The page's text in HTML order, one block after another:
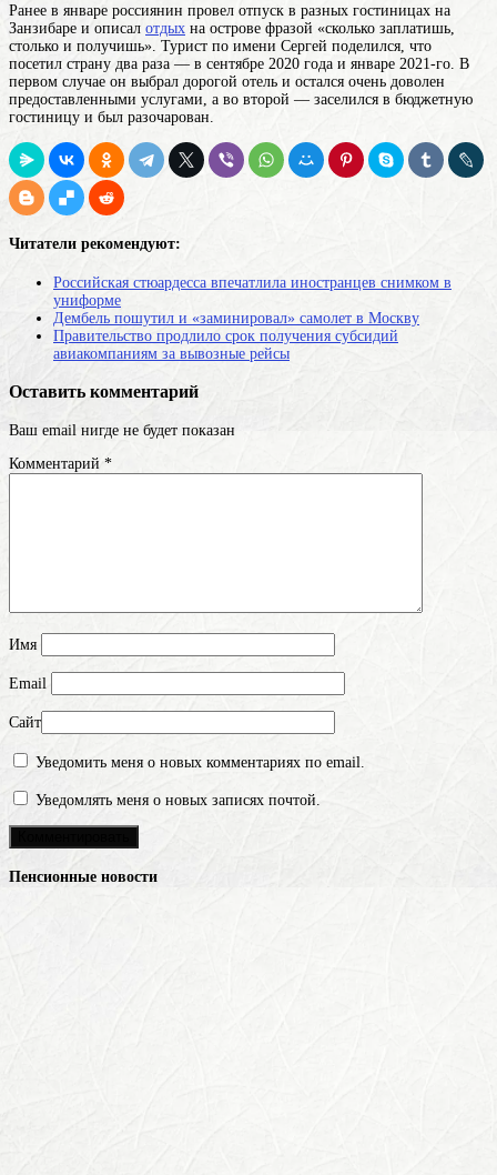
Ранее в январе россиянин провел отпуск в разных гостиницах на
Занзибаре и описал отдых на острове фразой «сколько заплатишь,
столько и получишь». Турист по имени Сергей поделился, что
посетил страну два раза — в сентябре 2020 года и январе 2021-го. В
первом случае он выбрал дорогой отель и остался очень доволен
предоставленными услугами, а во второй — заселился в бюджетную
гостиницу и был разочарован.
Читатели рекомендуют:
Российская стюардесса впечатлила иностранцев снимком в
униформе
Дембель пошутил и «заминировал» самолет в Москву
Правительство продлило срок получения субсидий
авиакомпаниям за вывозные рейсы
Оставить комментарий
Ваш email нигде не будет показан
Комментарий *
Имя
Email
Сайт
Уведомить меня о новых комментариях по email.
Уведомлять меня о новых записях почтой.
Пенсионные новости